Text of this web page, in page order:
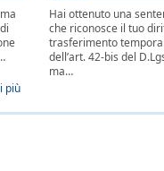
più
Hai ottenuto una
che riconosce il tuo
trasferimento
dell’art. 42-bis del
ma…